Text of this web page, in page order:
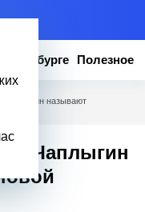
Полезное
Чаплыгин называют
Чаплыгин